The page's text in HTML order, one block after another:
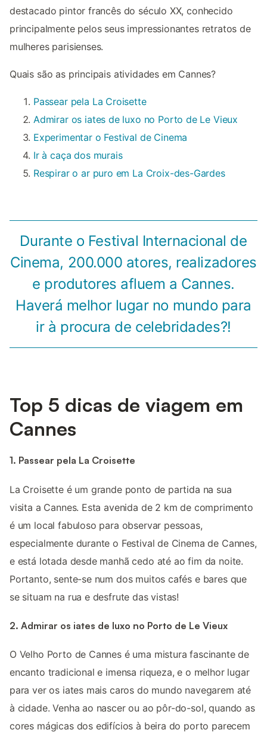
destacado pintor francês do século XX, conhecido
principalmente pelos seus impressionantes retratos de
mulheres parisienses.
Quais são as principais atividades em Cannes?
Passear pela La Croisette
Admirar os iates de luxo no Porto de Le Vieux
Experimentar o Festival de Cinema
Ir à caça dos murais
Respirar o ar puro em La Croix-des-Gardes
Durante o Festival Internacional de
Cinema, 200.000 atores, realizadores
e produtores afluem a Cannes.
Haverá melhor lugar no mundo para
ir à procura de celebridades?!
Top 5 dicas de viagem em
Cannes
1. Passear pela La Croisette
La Croisette é um grande ponto de partida na sua
visita a Cannes. Esta avenida de 2 km de comprimento
é um local fabuloso para observar pessoas,
especialmente durante o Festival de Cinema de Cannes,
e está lotada desde manhã cedo até ao fim da noite.
Portanto, sente-se num dos muitos cafés e bares que
se situam na rua e desfrute das vistas!
2. Admirar os iates de luxo no Porto de Le Vieux
O Velho Porto de Cannes é uma mistura fascinante de
encanto tradicional e imensa riqueza, e o melhor lugar
para ver os iates mais caros do mundo navegarem até
à cidade. Venha ao nascer ou ao pôr-do-sol, quando as
cores mágicas dos edifícios à beira do porto parecem